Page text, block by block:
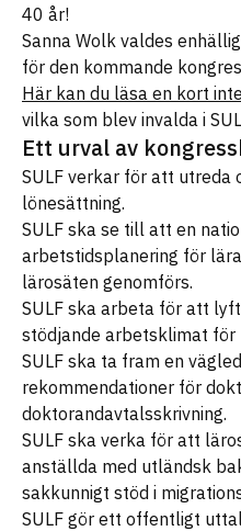
40 år!
Sanna Wolk valdes
för den kommande
Här kan du läsa en kort
vilka som blev invalda i
Ett urval av
SULF verkar för att utreda
lönesättning.
SULF ska se till att en
arbetstidsplanering för
lärosäten genomförs.
SULF ska arbeta för att
stödjande arbetsklimat för
SULF ska ta fram en
rekommendationer för
doktorandavtalsskrivning.
SULF ska verka för att
anställda med utländsk
sakkunnigt stöd i
SULF gör ett offentligt